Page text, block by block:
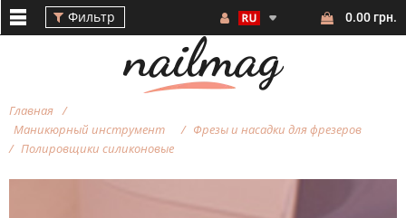
Фильтр 0.00 грн.
Главная
Маникюрный инструмент
Фрезы и насадки для фрезеров
Полировщики силиконовые